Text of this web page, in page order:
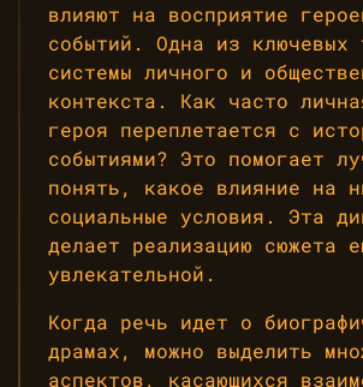
влияют на восприятие
событий. Одна из ключевых
системы личного и
контекста. Как часто
героя переплетается с
событиями? Это помогает
понять, какое влияние на
социальные условия. Эта
делает реализацию сюжета
увлекательной.
Когда речь идет о
драмах, можно выделить
аспектов, касающихся